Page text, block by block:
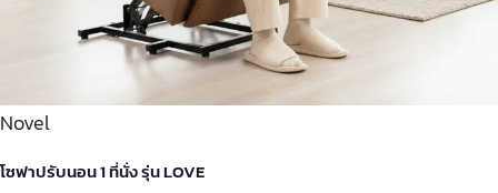
Novel
โซฟาปรับนอน 1 ที่นั่ง รุ่น LOVE